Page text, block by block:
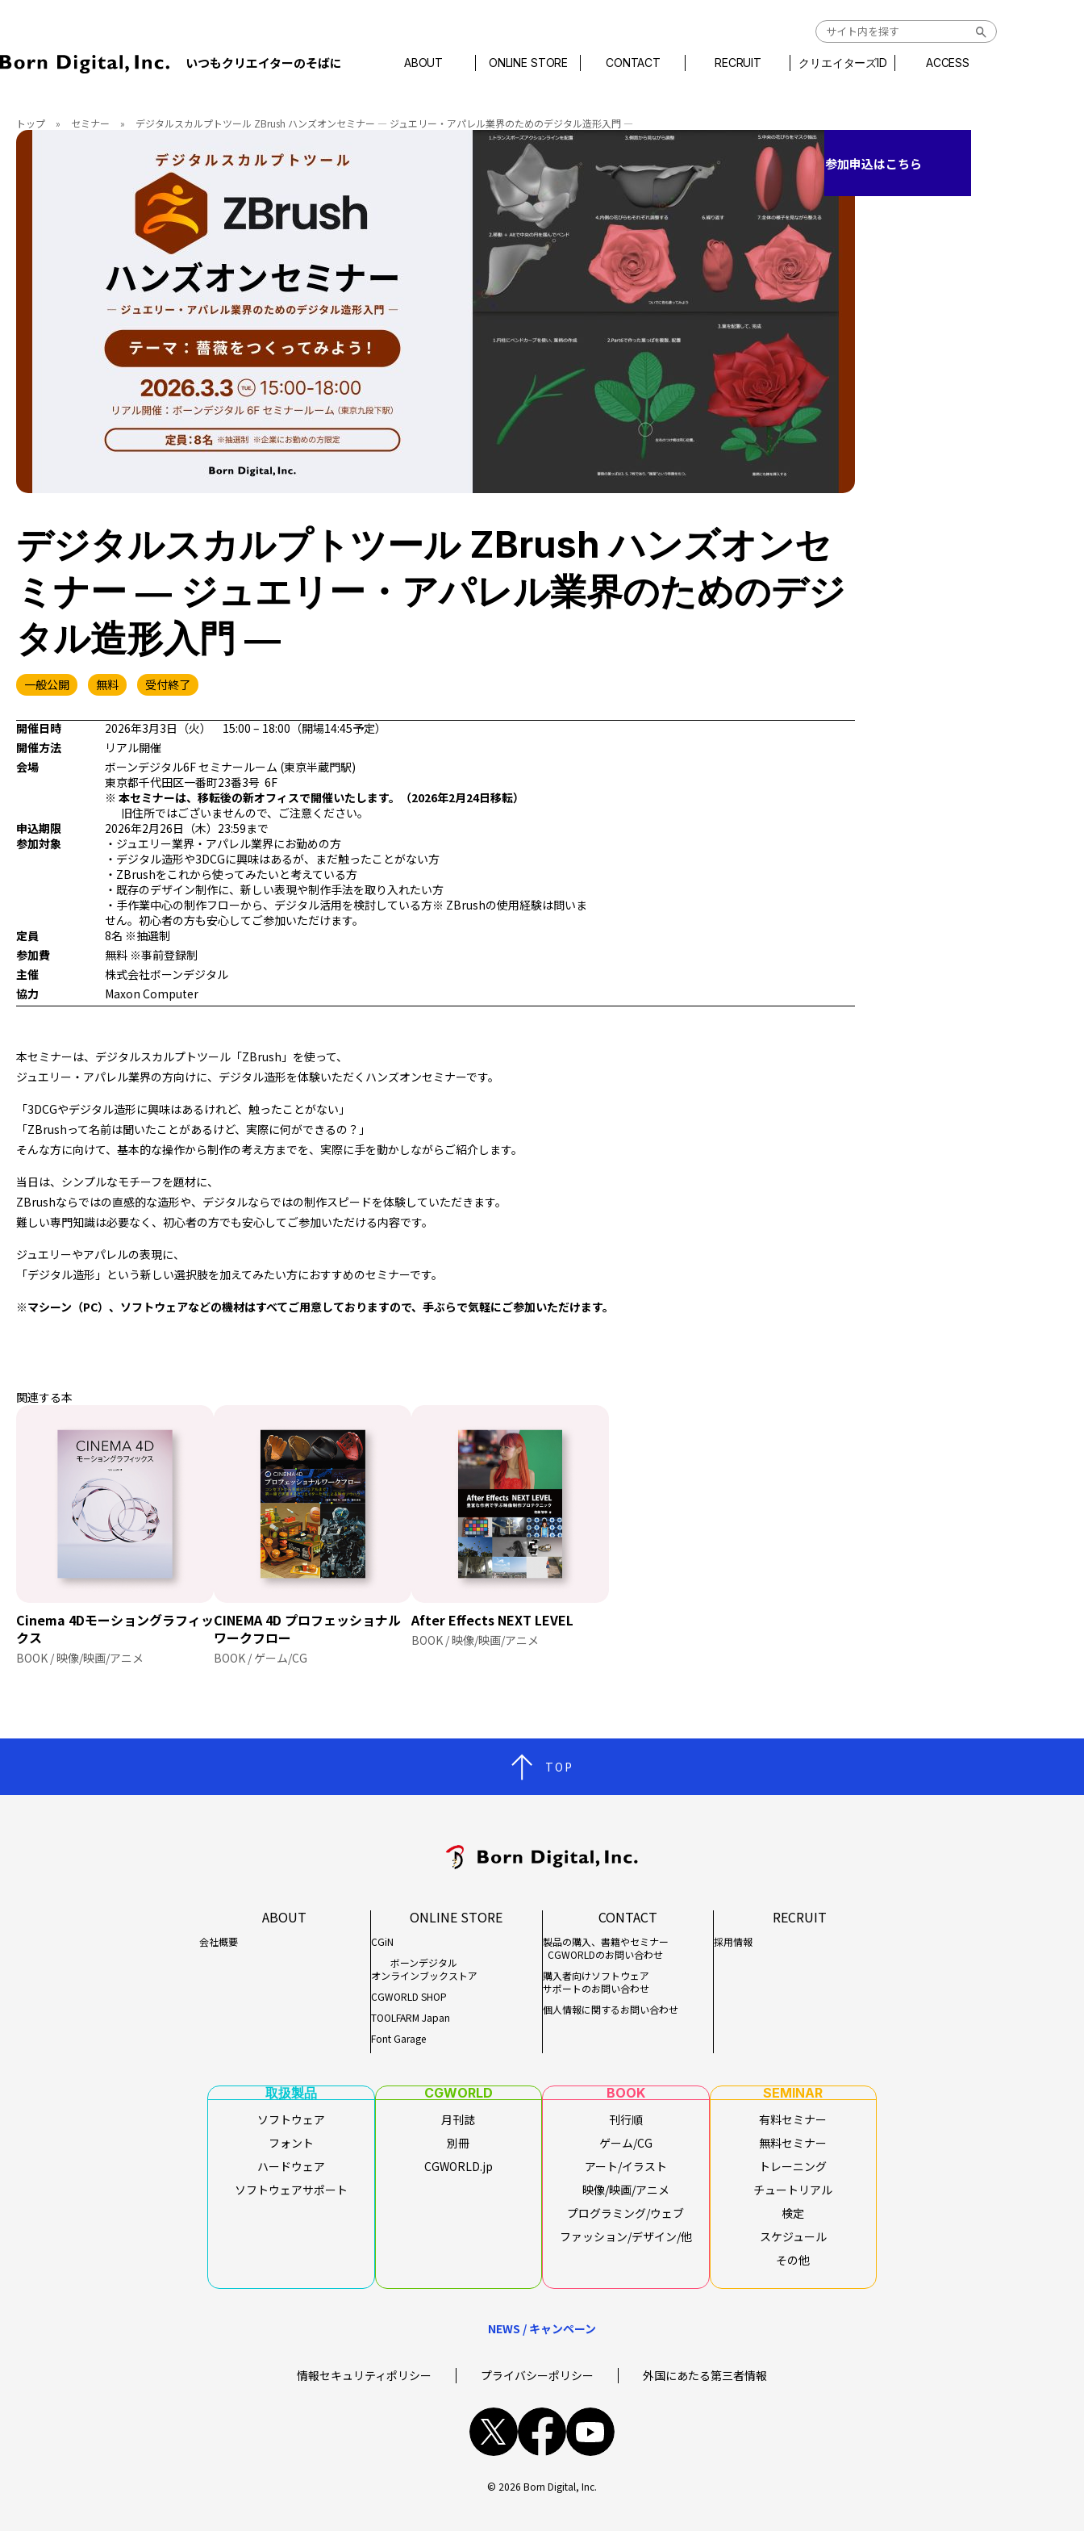
いつもクリエイターのそばに ABOUT ONLINE STORE CONTACT RECRUIT クリエイターズID ACCESS
トップ » セミナー » デジタルスカルプトツール ZBrush ハンズオンセミナー ― ジュエリー・アパレル業界のためのデジタル造形入門 ―
デジタルスカルプトツール ZBrush ハンズオンセ
ミナー ― ジュエリー・アパレル業界のためのデジ
タル造形入門 ―
一般公開 無料 受付終了
開催日時
2026年3月3日（火） 15:00 – 18:00（開場14:45予定）
開催方法
リアル開催
会場
ボーンデジタル6F セミナールーム (東京半蔵門駅)
東京都千代田区一番町23番3号 6F
※ 本セミナーは、移転後の新オフィスで開催いたします。（2026年2月24日移転）
旧住所ではございませんので、ご注意ください。
申込期限
2026年2月26日（木）23:59まで
参加対象
・ジュエリー業界・アパレル業界にお勤めの方
・デジタル造形や3DCGに興味はあるが、まだ触ったことがない方
・ZBrushをこれから使ってみたいと考えている方
・既存のデザイン制作に、新しい表現や制作手法を取り入れたい方
・手作業中心の制作フローから、デジタル活用を検討している方※ ZBrushの使用経験は問いま
せん。初心者の方も安心してご参加いただけます。
定員
8名 ※抽選制
参加費
無料 ※事前登録制
主催
株式会社ボーンデジタル
協力
Maxon Computer
本セミナーは、デジタルスカルプトツール「ZBrush」を使って、
ジュエリー・アパレル業界の方向けに、デジタル造形を体験いただくハンズオンセミナーです。
「3DCGやデジタル造形に興味はあるけれど、触ったことがない」
「ZBrushって名前は聞いたことがあるけど、実際に何ができるの？」
そんな方に向けて、基本的な操作から制作の考え方までを、実際に手を動かしながらご紹介します。
当日は、シンプルなモチーフを題材に、
ZBrushならではの直感的な造形や、デジタルならではの制作スピードを体験していただきます。
難しい専門知識は必要なく、初心者の方でも安心してご参加いただける内容です。
ジュエリーやアパレルの表現に、
「デジタル造形」という新しい選択肢を加えてみたい方におすすめのセミナーです。
※マシーン（PC）、ソフトウェアなどの機材はすべてご用意しておりますので、手ぶらで気軽にご参加いただけます。
関連する本
Cinema 4Dモーショングラフィッ
クス
BOOK / 映像/映画/アニメ
CINEMA 4D プロフェッショナル
ワークフロー
BOOK / ゲーム/CG
After Effects NEXT LEVEL
BOOK / 映像/映画/アニメ
参加申込はこちら
TOP
ABOUT
会社概要
ONLINE STORE
CGiN
ボーンデジタル
オンラインブックストア
CGWORLD SHOP
TOOLFARM Japan
Font Garage
CONTACT
製品の購入、書籍やセミナー
CGWORLDのお問い合わせ
購入者向けソフトウェア
サポートのお問い合わせ
個人情報に関するお問い合わせ
RECRUIT
採用情報
取扱製品
ソフトウェア
フォント
ハードウェア
ソフトウェアサポート
CGWORLD
月刊誌
別冊
CGWORLD.jp
BOOK
刊行順
ゲーム/CG
アート/イラスト
映像/映画/アニメ
プログラミング/ウェブ
ファッション/デザイン/他
SEMINAR
有料セミナー
無料セミナー
トレーニング
チュートリアル
検定
スケジュール
その他
NEWS / キャンペーン
情報セキュリティポリシー プライバシーポリシー 外国にあたる第三者情報
x facebook
© 2026 Born Digital, Inc.